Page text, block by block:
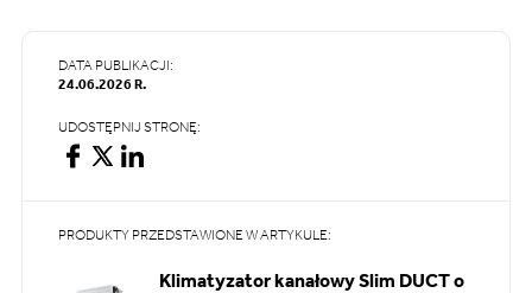
DATA PUBLIKACJI:
24.06.2026 R.
UDOSTĘPNIJ STRONĘ:
PRODUKTY PRZEDSTAWIONE W ARTYKULE:
Klimatyzator kanałowy Slim DUCT o